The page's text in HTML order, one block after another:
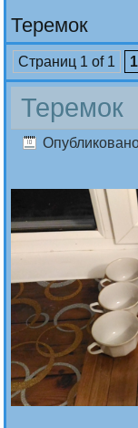
Теремок
Страниц 1 of 1 1
Теремок